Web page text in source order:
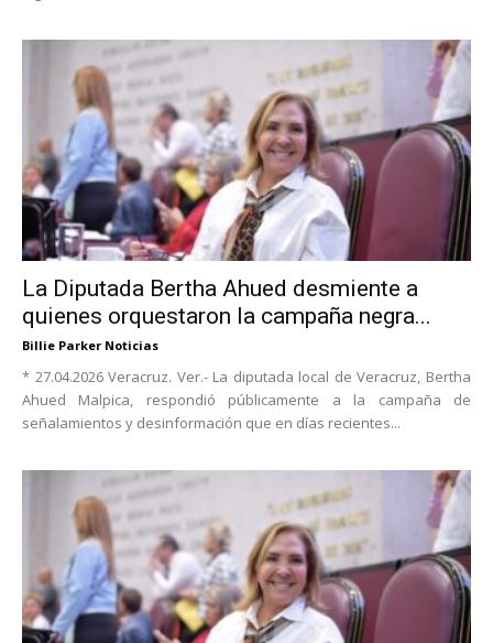
La Diputada Bertha Ahued desmiente a
quienes orquestaron la campaña negra...
Billie Parker Noticias
* 27.04.2026 Veracruz. Ver.- La diputada local de Veracruz, Bertha
Ahued Malpica, respondió públicamente a la campaña de
señalamientos y desinformación que en días recientes...